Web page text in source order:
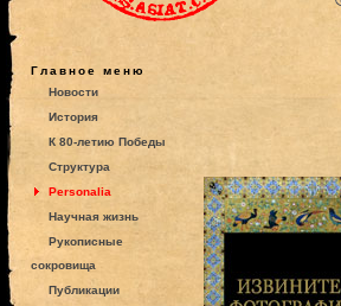
Главное меню
Новости
История
К 80-летию Победы
Структура
Personalia
Научная жизнь
Рукописные
сокровища
Публикации